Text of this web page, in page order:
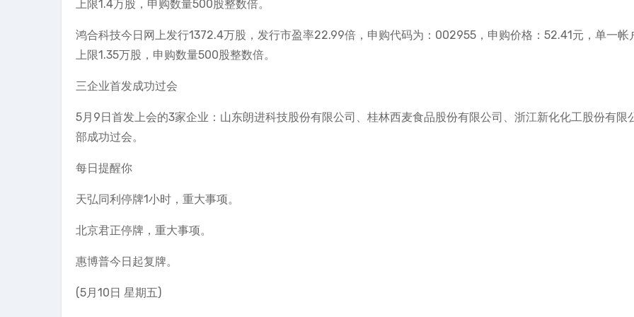
上限1.4万股，申购数量500股整数倍。
鸿合科技今日网上发行1372.4万股，发行市盈率22.99倍，申购代码为：002955，申购价格：52.41元，单一帐
上限1.35万股，申购数量500股整数倍。
三企业首发成功过会
5月9日首发上会的3家企业：山东朗进科技股份有限公司、桂林西麦食品股份有限公司、浙江新化化工股份有限
部成功过会。
每日提醒你
天弘同利停牌1小时，重大事项。
北京君正停牌，重大事项。
惠博普今日起复牌。
(5月10日 星期五)